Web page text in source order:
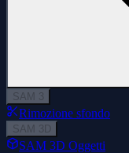
SAM 3
Rimozione sfondo
SAM 3D
SAM 3D Oggetti